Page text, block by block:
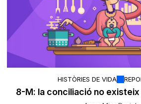
HISTÒRIES DE VIDA
8-M: la conciliació no